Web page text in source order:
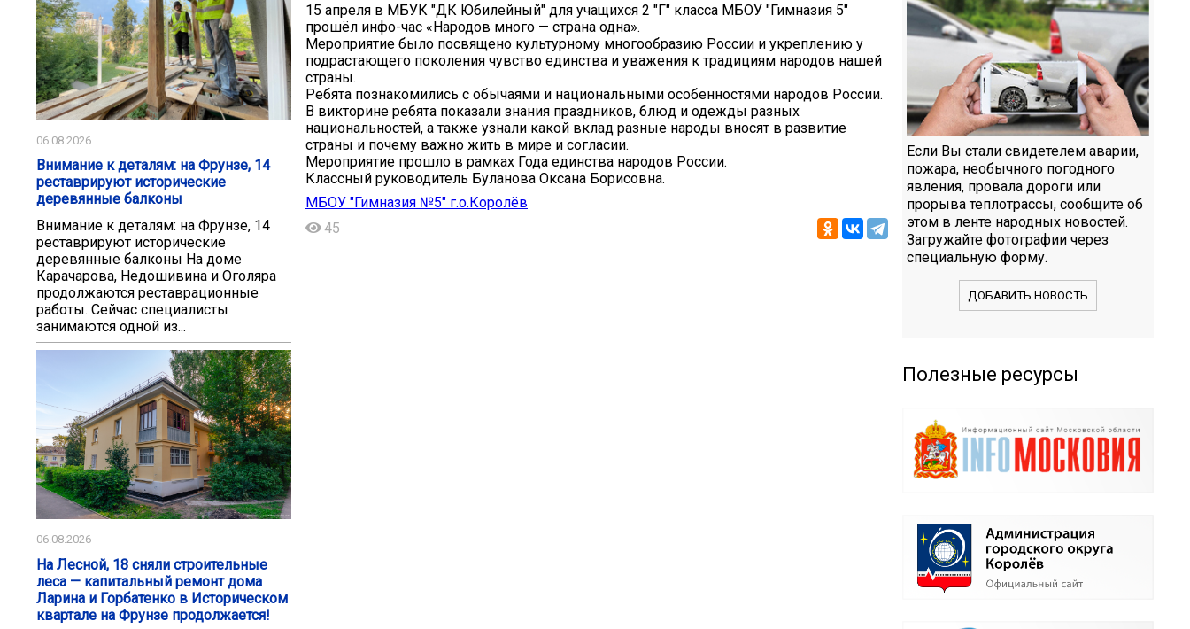
06.08.2026
Внимание к деталям: на Фрунзе, 14
реставрируют исторические
деревянные балконы
Внимание к деталям: на Фрунзе, 14
реставрируют исторические
деревянные балконы На доме
Карачарова, Недошивина и Оголяра
продолжаются реставрационные
работы. Сейчас специалисты
занимаются одной из...
06.08.2026
На Лесной, 18 сняли строительные
леса — капитальный ремонт дома
Ларина и Горбатенко в Историческом
квартале на Фрунзе продолжается!
15 апреля в МБУК "ДК Юбилейный" для учащихся 2 "Г" класса МБОУ "Гимназия 5"
прошёл инфо-час «Народов много — страна одна».
Мероприятие было посвящено культурному многообразию России и укреплению у
подрастающего поколения чувство единства и уважения к традициям народов нашей
страны.
Ребята познакомились с обычаями и национальными особенностями народов России.
В викторине ребята показали знания праздников, блюд и одежды разных
национальностей, а также узнали какой вклад разные народы вносят в развитие
страны и почему важно жить в мире и согласии.
Мероприятие прошло в рамках Года единства народов России.
Классный руководитель Буланова Оксана Борисовна.
МБОУ "Гимназия №5" г.о.Королёв
45
Если Вы стали свидетелем аварии,
пожара, необычного погодного
явления, провала дороги или
прорыва теплотрассы, сообщите об
этом в ленте народных новостей.
Загружайте фотографии через
специальную форму.
ДОБАВИТЬ НОВОСТЬ
Полезные ресурсы